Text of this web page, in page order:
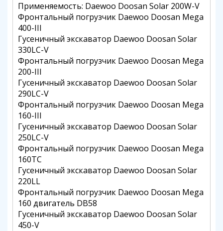
Применяемость: Daewoo Doosan Solar 200W-V
Фронтальный погрузчик Daewoo Doosan Mega
400-III
Гусеничный экскаватор Daewoo Doosan Solar
330LC-V
Фронтальный погрузчик Daewoo Doosan Mega
200-III
Гусеничный экскаватор Daewoo Doosan Solar
290LC-V
Фронтальный погрузчик Daewoo Doosan Mega
160-III
Гусеничный экскаватор Daewoo Doosan Solar
250LC-V
Фронтальный погрузчик Daewoo Doosan Mega
160TC
Гусеничный экскаватор Daewoo Doosan Solar
220LL
Фронтальный погрузчик Daewoo Doosan Mega
160 двигатель DB58
Гусеничный экскаватор Daewoo Doosan Solar
450-V